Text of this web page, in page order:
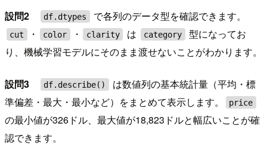
設問2 df.dtypes で各列のデータ型を確認できます。
cut ・ color ・ clarity は category
型になってお
り、機械学習モデルにそのまま渡せないことがわかります。
設問3 df.describe()
は数値列の基本統計量（平均・標
準偏差・最大・最小など）をまとめて表示します。
price
の最小値が326ドル、最大値が18,823ドルと幅広いことが確
認できます。